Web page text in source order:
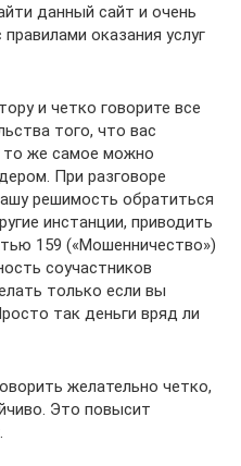
данный сайт и очень
оказания услуг
и четко говорите все
того, что вас
то же самое можно
При разговоре
решимость обратиться
инстанции, приводить
159 («Мошенничество»)
соучастников
только если вы
так деньги вряд ли
желательно четко,
Это повысит